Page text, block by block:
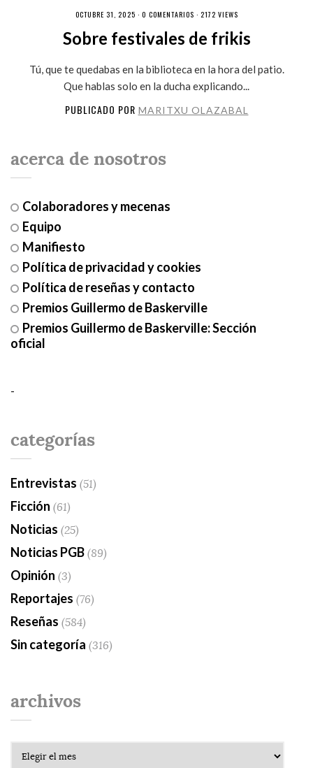
OCTUBRE 31, 2025 · 0 COMENTARIOS · 2172 VIEWS
Sobre festivales de frikis
Tú, que te quedabas en la biblioteca en la hora del patio.
Que hablas solo en la ducha explicando...
PUBLICADO POR MARITXU OLAZABAL
acerca de nosotros
Colaboradores y mecenas
Equipo
Manifiesto
Política de privacidad y cookies
Política de reseñas y contacto
Premios Guillermo de Baskerville
Premios Guillermo de Baskerville: Sección
oficial
-
categorías
Entrevistas (51)
Ficción (61)
Noticias (25)
Noticias PGB(89)
Opinión (3)
Reportajes (76)
Reseñas (584)
Sin categoría (316)
archivos